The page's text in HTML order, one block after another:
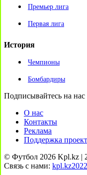
Премьер лига
Первая лига
История
Чемпионы
Бомбардиры
Подписывайтесь на нас
О нас
Контакты
Реклама
Поддержка
© Футбол 2026 Kpl.kz |
Связь с нами: